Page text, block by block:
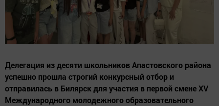
Делегация из десяти школьников Апастовского района
успешно прошла строгий конкурсный отбор и
отправилась в Билярск для участия в первой смене XV
Международного молодежного образовательного